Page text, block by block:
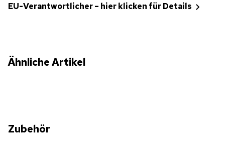
EU-Verantwortlicher – hier klicken für Details
Ähnliche Artikel
Zubehör